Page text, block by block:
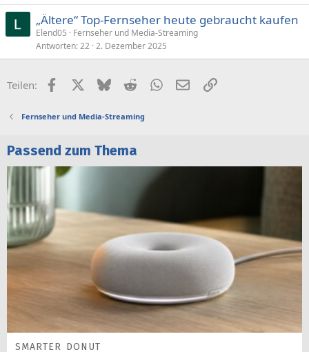
„Ältere“ Top-Fernseher heute gebraucht kaufen
Elend05
Fernseher und Media-Streaming
Antworten 22 2. Dezember 2025
Teilen: FacebookX (Twitter)
BlueskyRedditWhatsApp
E-MailLink
Fernseher und Media-Streaming
Passend zum Thema
SMARTER DONUT